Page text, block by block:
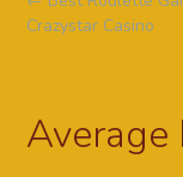
navigation
Crazystar Casino
Average